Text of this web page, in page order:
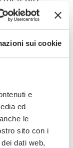
sui cookie
e
ed
le
sito con i
dati web,